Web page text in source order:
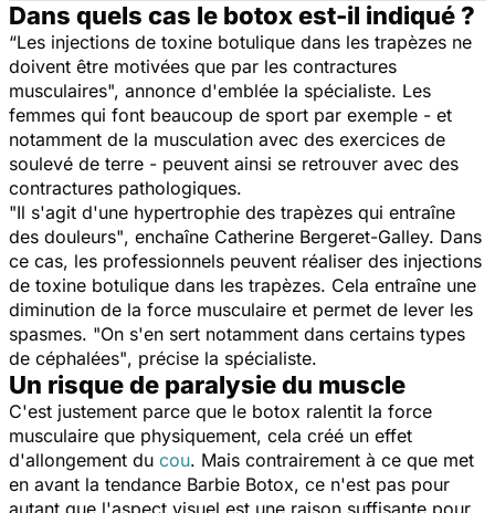
Dans quels cas le botox est-il indiqué ?
“Les injections de toxine botulique dans les trapèzes ne
doivent être motivées que par les contractures
musculaires", annonce d'emblée la spécialiste. Les
femmes qui font beaucoup de sport par exemple - et
notamment de la musculation avec des exercices de
soulevé de terre - peuvent ainsi se retrouver avec des
contractures pathologiques.
"Il s'agit d'une hypertrophie des trapèzes qui entraîne
des douleurs", enchaîne Catherine Bergeret-Galley. Dans
ce cas, les professionnels peuvent réaliser des injections
de toxine botulique dans les trapèzes. Cela entraîne une
diminution de la force musculaire et permet de lever les
spasmes. "On s'en sert notamment dans certains types
de céphalées", précise la spécialiste.
Un risque de paralysie du muscle
C'est justement parce que le botox ralentit la force
musculaire que physiquement, cela créé un effet
d'allongement du cou. Mais contrairement à ce que met
en avant la tendance Barbie Botox, ce n'est pas pour